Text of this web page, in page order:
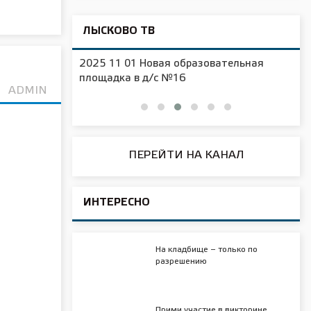
ADMIN
ЛЫСКОВО ТВ
2025 11 01 Новая образовательная
площадка в д/с №16
ПЕРЕЙТИ НА КАНАЛ
ИНТЕРЕСНО
На кладбище – только по
разрешению